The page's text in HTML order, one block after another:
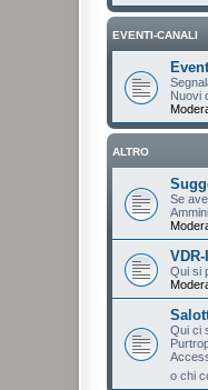
EVENTI-CANALI
Nuovi
ALTRO
Se
Qui si
Qui ci
o chi